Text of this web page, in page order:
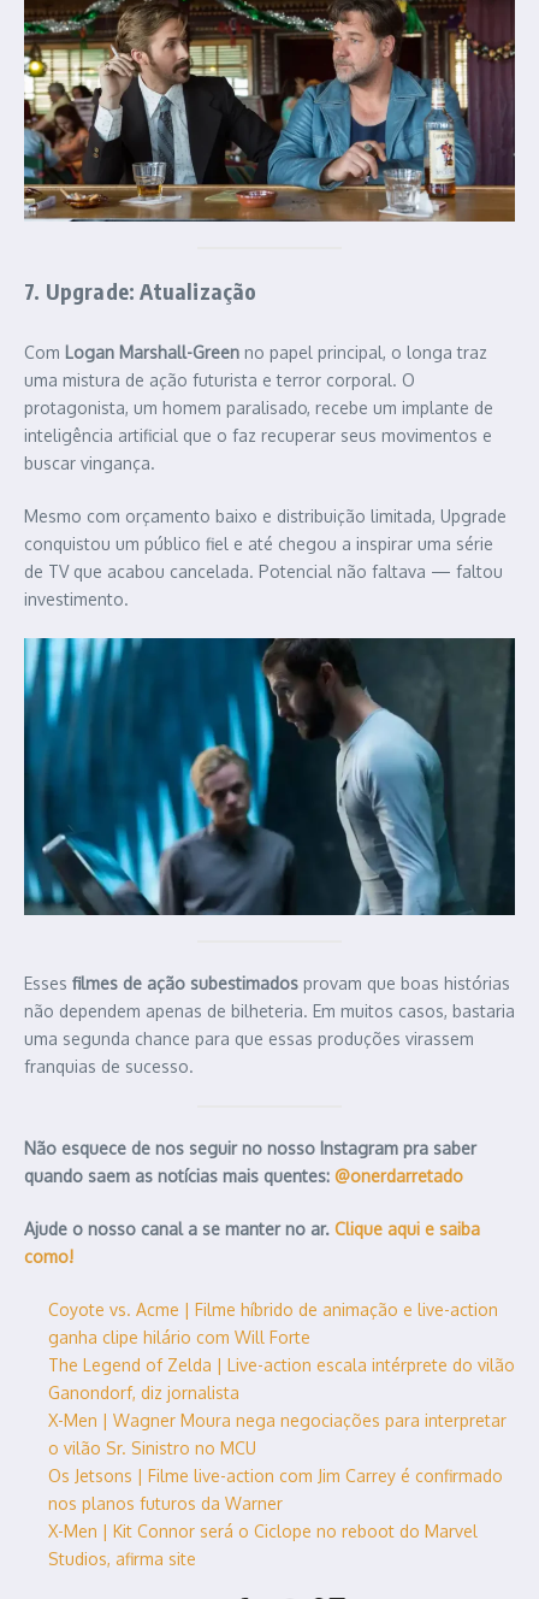
7. Upgrade: Atualização
Com Logan Marshall-Green no papel principal, o longa traz
uma mistura de ação futurista e terror corporal. O
protagonista, um homem paralisado, recebe um implante de
inteligência artificial que o faz recuperar seus movimentos e
buscar vingança.
Mesmo com orçamento baixo e distribuição limitada, Upgrade
conquistou um público fiel e até chegou a inspirar uma série
de TV que acabou cancelada. Potencial não faltava — faltou
investimento.
Esses filmes de ação subestimados provam que boas histórias
não dependem apenas de bilheteria. Em muitos casos, bastaria
uma segunda chance para que essas produções virassem
franquias de sucesso.
Não esquece de nos seguir no nosso Instagram pra saber
quando saem as notícias mais quentes: @onerdarretado
Ajude o nosso canal a se manter no ar. Clique aqui e saiba
como!
Coyote vs. Acme | Filme híbrido de animação e live-action
ganha clipe hilário com Will Forte
The Legend of Zelda | Live-action escala intérprete do vilão
Ganondorf, diz jornalista
X-Men | Wagner Moura nega negociações para interpretar
o vilão Sr. Sinistro no MCU
Os Jetsons | Filme live-action com Jim Carrey é confirmado
nos planos futuros da Warner
X-Men | Kit Connor será o Ciclope no reboot do Marvel
Studios, afirma site